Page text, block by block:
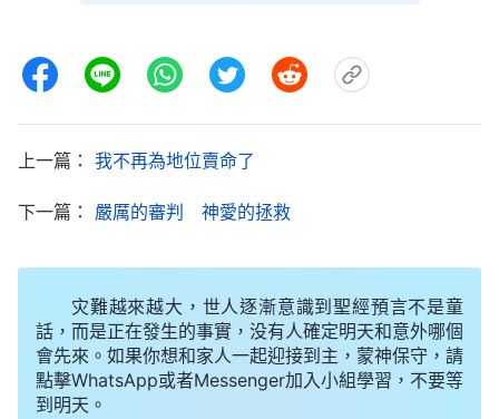
我拖着行李箱精疲力盡地回到接待家，已是下午
個姊妹聚會，大家齊刷刷地用好奇的眼光看着我，頓
道回府已經够丢人的了，現在還正好碰上弟兄姊妹聚
弟兄姊妹誤會我、小瞧我，我急忙將自己返回的原因
説了一遍。一姊妹安慰我：「你别急，先等等看。」
我很無奈地説：「那好吧。」説完便趕緊躲進房間收
上一篇： 我不再為地位賣命了
下一篇： 嚴厲的審判 神愛的拯救
灾難越來越大，世人逐漸意識到聖經預言不是童
話，而是正在發生的事實，没有人確定明天和意外哪個
會先來。如果你想和家人一起迎接到主，蒙神保守，請
點擊WhatsApp或者Messenger加入小組學習，不要等
到明天。